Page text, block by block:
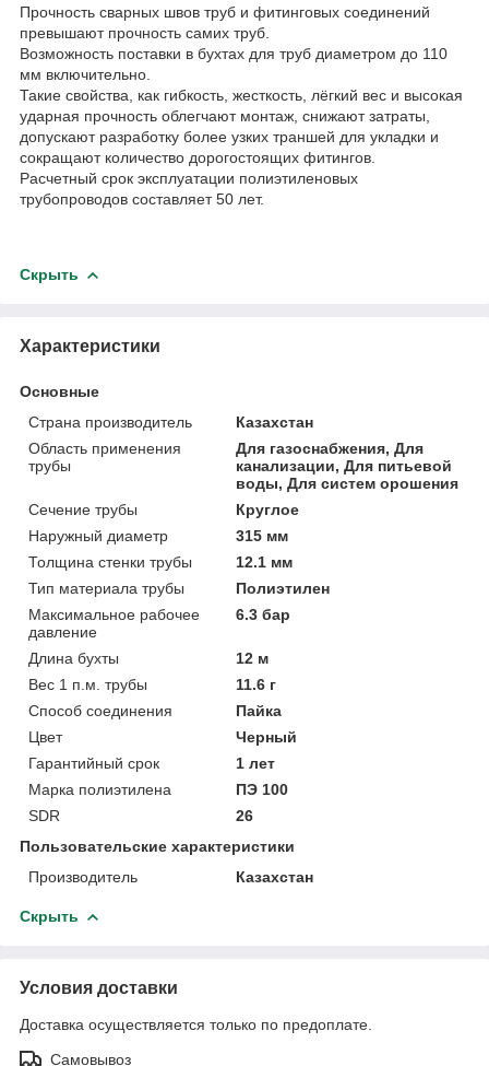
Прочность сварных швов труб и фитинговых соединений
превышают прочность самих труб.
Возможность поставки в бухтах для труб диаметром до 110
мм включительно.
Такие свойства, как гибкость, жесткость, лёгкий вес и высокая
ударная прочность облегчают монтаж, снижают затраты,
допускают разработку более узких траншей для укладки и
сокращают количество дорогостоящих фитингов.
Расчетный срок эксплуатации полиэтиленовых
трубопроводов составляет 50 лет.
Скрыть
Характеристики
Основные
Страна производитель
Казахстан
Область применения
трубы
Для газоснабжения, Для
канализации, Для питьевой
воды, Для систем орошения
Сечение трубы
Круглое
Наружный диаметр
315 мм
Толщина стенки трубы
12.1 мм
Тип материала трубы
Полиэтилен
Максимальное рабочее
давление
6.3 бар
Длина бухты
12 м
Вес 1 п.м. трубы
11.6 г
Способ соединения
Пайка
Цвет
Черный
Гарантийный срок
1 лет
Марка полиэтилена
ПЭ 100
SDR
26
Пользовательские характеристики
Производитель
Казахстан
Скрыть
Условия доставки
Доставка осуществляется только по предоплате.
Самовывоз